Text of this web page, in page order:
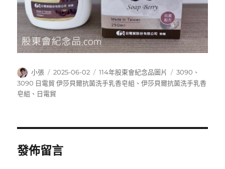
作
者
小張
發
佈
日
2025-06-02
分
類
114年股東會紀念品圖片
標
籤
3090 、
3090 日電貿 伊莎貝爾抗菌洗手乳香皂組 、伊莎貝爾抗菌洗手乳香
皂組 、 日電貿
發佈留言